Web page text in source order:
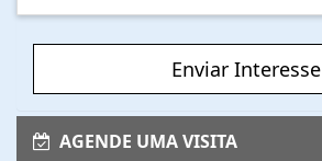
Enviar Interesse
AGENDE UMA VISITA